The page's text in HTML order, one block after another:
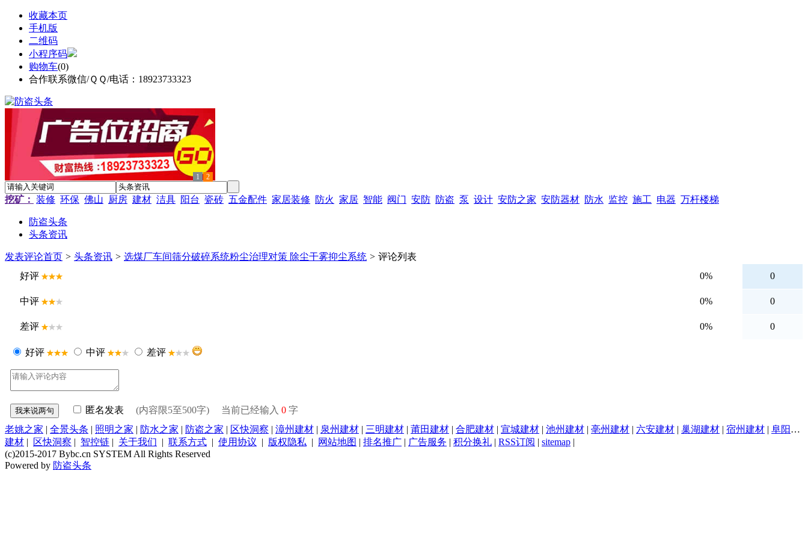
收藏本页
手机版
二维码
小程序码
购物车(0)
合作联系微信/ＱＱ/电话：18923733323
1 2
挖矿： 装修 环保 佛山 厨房 建材 洁具 阳台 瓷砖 五金配件 家居装修 防火 家居 智能 阀门 安防 防盗 泵 设计 安防之家 安防器材 防水 监控 施工 电器 万杆楼梯
防盗头条
头条资讯
发表评论首页 > 头条资讯 > 选煤厂车间筛分破碎系统粉尘治理对策 除尘干雾抑尘系统 > 评论列表
好评
0% 0
中评 0% 0
差评 0% 0
好评 中评 差评
匿名发表 (内容限5至500字) 当前已经输入 0 字
老姚之家 | 全景头条 | 照明之家 | 防水之家 | 防盗之家 | 区快洞察 | 漳州建材 | 泉州建材 | 三明建材 | 莆田建材 | 合肥建材 | 宣城建材 | 池州建材 | 亳州建材 | 六安建材 | 巢湖建材 | 宿州建材 | 阜阳建材
建材 | 区快洞察 | 智控链 | 关于我们 | 联系方式 | 使用协议 | 版权隐私 | 网站地图 | 排名推广 | 广告服务 | 积分换礼 | RSS订阅 | sitemap |
(c)2015-2017 Bybc.cn SYSTEM All Rights Reserved
Powered by 防盗头条